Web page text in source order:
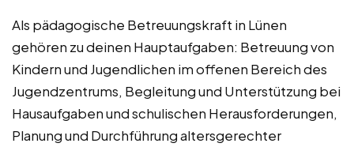
Als pädagogische Betreuungskraft in Lünen
gehören zu deinen Hauptaufgaben: Betreuung von
Kindern und Jugendlichen im offenen Bereich des
Jugendzentrums, Begleitung und Unterstützung bei
Hausaufgaben und schulischen Herausforderungen,
Planung und Durchführung altersgerechter